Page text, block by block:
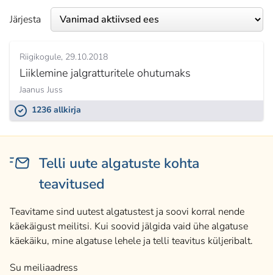
Järjesta
Riigikogule 29.10.2018
Liiklemine jalgratturitele ohutumaks
Jaanus Juss
1236 allkirja
Telli uute algatuste kohta
teavitused
Teavitame sind uutest algatustest ja soovi korral nende
käekäigust meilitsi. Kui soovid jälgida vaid ühe algatuse
käekäiku, mine algatuse lehele ja telli teavitus küljeribalt.
Su meiliaadress